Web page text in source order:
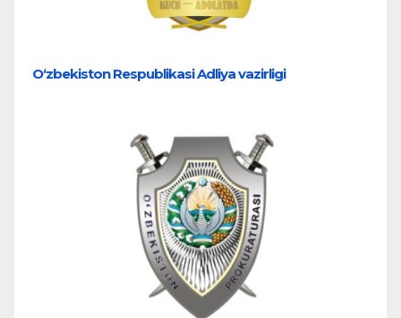
O‘zbekiston Respublikasi Adliya vazirligi